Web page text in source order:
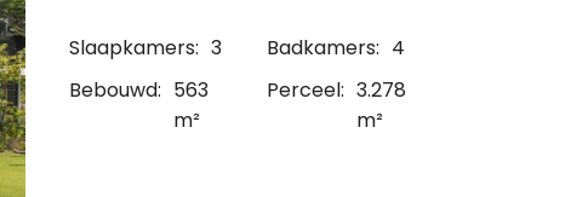
Slaapkamers: 3 Badkamers: 4
Bebouwd: 563
m²
Perceel: 3.278
m²